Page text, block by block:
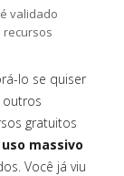
validado
recursos
lo se quiser
outros
gratuitos
massivo
Você já viu